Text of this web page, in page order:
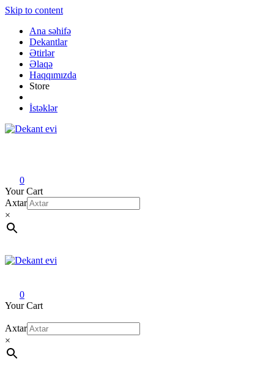
Skip to content
Ana səhifə
Dekantlar
Ətirlər
Əlaqə
Haqqımızda
Store
İstəklər
0
Your Cart
Axtar
×
0
Your Cart
Axtar
×